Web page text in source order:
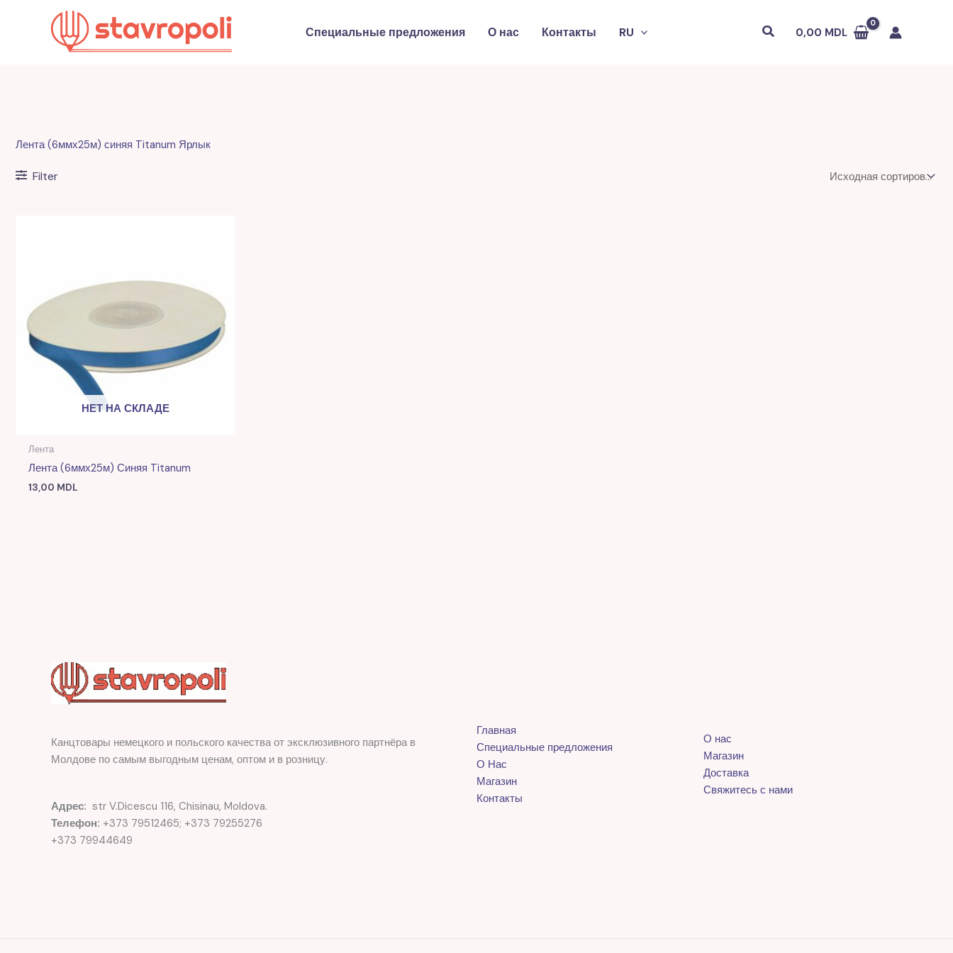
содержимому
Специальные предложения О нас Контакты RU Поиск0,00 MDL
Лента (6ммх25м) синяя Titanum Ярлык
Filter
НЕТ НА СКЛАДЕ
Лента
Лента (6ммх25м) Синяя Titanum
13,00 MDL
Канцтовары немецкого и польского качества от эксклюзивного партнёра в
Молдове по самым выгодным ценам, оптом и в розницу.
Адрес: str V.Dicescu 116, Chisinau, Moldova.
Телефон: +373 79512465; +373 79255276
+373 79944649
Главная
Специальные предложения
О Нас
Магазин
Контакты
О нас
Магазин
Доставка
Свяжитесь с нами